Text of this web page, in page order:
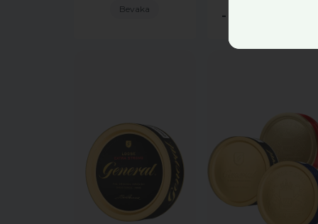
Bevaka
-